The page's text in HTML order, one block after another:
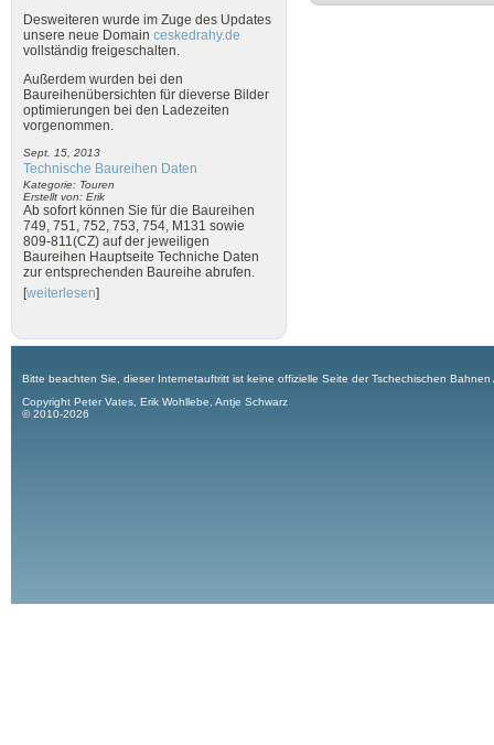
Desweiteren wurde im Zuge des Updates
unsere neue Domain ceskedrahy.de
vollständig freigeschalten.
Außerdem wurden bei den
Baureihenübersichten für dieverse Bilder
optimierungen bei den Ladezeiten
vorgenommen.
Sept. 15, 2013
Technische Baureihen Daten
Kategorie: Touren
Erstellt von: Erik
Ab sofort können Sie für die Baureihen
749, 751, 752, 753, 754, M131 sowie
809-811(CZ) auf der jeweiligen
Baureihen Hauptseite Techniche Daten
zur entsprechenden Baureihe abrufen.
[weiterlesen]
Bitte beachten Sie, dieser Internetauftritt ist keine offizielle Seite der Tschechischen
Copyright Peter Vates, Erik Wohllebe, Antje Schwarz
© 2010-2026